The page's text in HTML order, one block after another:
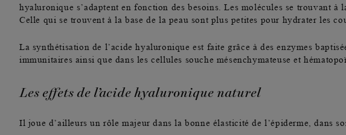
hyaluronique s’adaptent en fonction des besoins. Les molécules se trouvant
Celle qui se trouvent à la base de la peau sont plus petites pour hydrater les
La synthétisation de l’acide hyaluronique est faite grâce à des enzymes
immunitaires ainsi que dans les cellules souche mésenchymateuse et
Les effets de l’acide hyaluronique naturel
Il joue d’ailleurs unrôle majeur dans la bonne élasticité de l’épiderme , dans